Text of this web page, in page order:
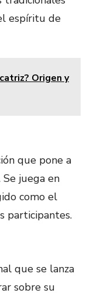
espíritu de
Origen y
que pone a
juega en
como el
participantes.
que se lanza
sobre su